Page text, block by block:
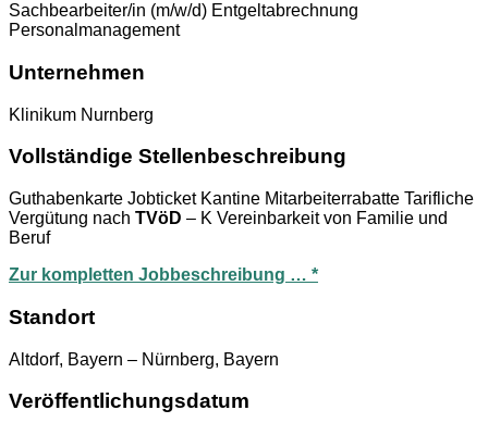
Sachbearbeiter/in (m/w/d) Entgeltabrechnung
Personalmanagement
Unternehmen
Klinikum Nurnberg
Vollständige Stellenbeschreibung
Guthabenkarte Jobticket Kantine Mitarbeiterrabatte Tarifliche
Vergütung nach TVöD – K Vereinbarkeit von Familie und
Beruf
Zur kompletten Jobbeschreibung … *
Standort
Altdorf, Bayern – Nürnberg, Bayern
Veröffentlichungsdatum